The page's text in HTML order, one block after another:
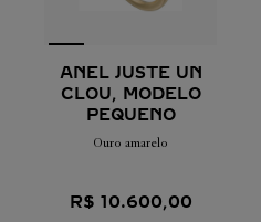
ANEL JUSTE UN
CLOU, MODELO
PEQUENO
Ouro amarelo
R$ 10.600,00